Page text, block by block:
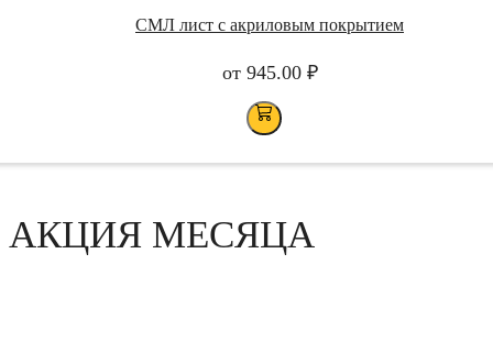
СМЛ лист с акриловым покрытием
от 945.00 ₽
АКЦИЯ МЕСЯЦА